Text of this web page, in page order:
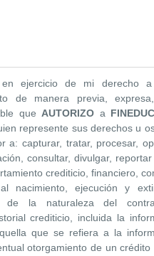
ejercicio de mi derecho a
de manera previa,
que AUTORIZOa
represente sus derechos u
a: capturar, tratar, procesar,
consultar, divulgar,
crediticio, financiero,
nacimiento, ejecución y
de la naturaleza del
crediticio, incluida la
que se refiera a la
otorgamiento de un